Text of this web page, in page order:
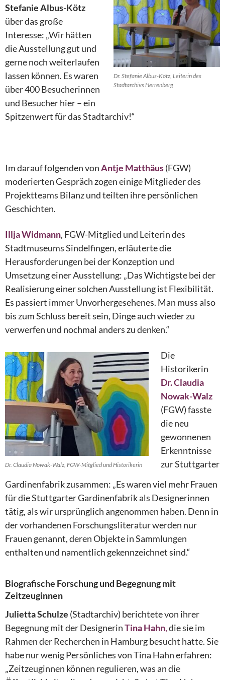
Dr. Stefanie Albus-Kötz, Leiterin des
Stadtarchivs Herrenberg
Stefanie Albus-Kötz
über das große
Interesse: „Wir hätten
die Ausstellung gut und
gerne noch weiterlaufen
lassen können. Es waren
über 400 Besucherinnen
und Besucher hier – ein
Spitzenwert für das Stadtarchiv!“
Im darauf folgenden vonAntje Matthäus(FGW)
moderierten Gespräch zogen einige Mitglieder des
Projektteams Bilanz und teilten ihre persönlichen
Geschichten.
Illja Widmann, FGW-Mitglied und Leiterin des
Stadtmuseums Sindelfingen, erläuterte die
Herausforderungen bei der Konzeption und
Umsetzung einer Ausstellung: „Das Wichtigste bei der
Realisierung einer solchen Ausstellung ist Flexibilität.
Es passiert immer Unvorhergesehenes. Man muss also
bis zum Schluss bereit sein, Dinge auch wieder zu
verwerfen und nochmal anders zu denken.“
Dr. Claudia Nowak-Walz, FGW-Mitglied und Historikerin
Die
Historikerin
Dr. Claudia
Nowak-Walz
(FGW) fasste
die neu
gewonnenen
Erkenntnisse
zur Stuttgarter
Gardinenfabrik zusammen: „Es waren viel mehr Frauen
für die Stuttgarter Gardinenfabrik als Designerinnen
tätig, als wir ursprünglich angenommen haben. Denn in
der vorhandenen Forschungsliteratur werden nur
Frauen genannt, deren Objekte in Sammlungen
enthalten und namentlich gekennzeichnet sind.“
Biografische Forschung und Begegnung mit
Zeitzeuginnen
Julietta Schulze (Stadtarchiv) berichtete von ihrer
Begegnung mit der DesignerinTina Hahn,die sie im
Rahmen der Recherchen in Hamburg besucht hatte. Sie
habe nur wenig Persönliches von Tina Hahn erfahren:
„Zeitzeuginnen können regulieren, was an die